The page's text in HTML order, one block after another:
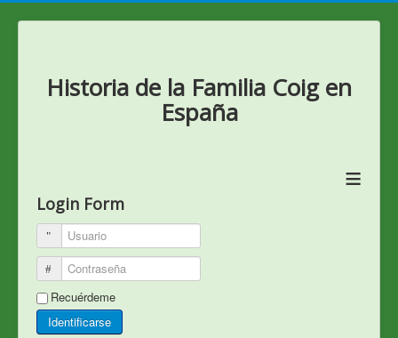
Historia de la Familia Coig en
España
≡
Login Form
Usuario
Contraseña
Recuérdeme
Identificarse